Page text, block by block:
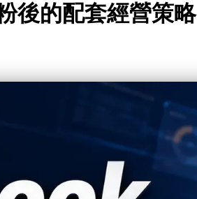
後的配套經營策略